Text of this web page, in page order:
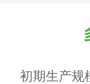
初期生产规